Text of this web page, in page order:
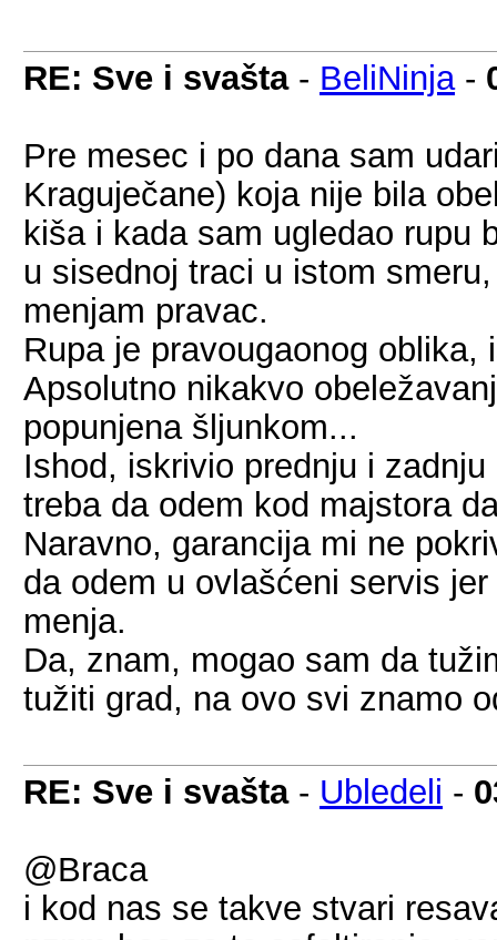
RE: Sve i svašta- BeliNinja-
Pre mesec i po dana sam
Kraguječane) koja nije bila
kiša i kada sam ugledao rupu
u sisednoj traci u istom
menjam pravac.
Rupa je pravougaonog
Apsolutno nikakvo
popunjena šljunkom...
Ishod, iskrivio prednju i
treba da odem kod majstora
Naravno, garancija mi ne
da odem u ovlašćeni servis
menja.
Da, znam, mogao sam da
tužiti grad, na ovo svi znamo
RE: Sve i svašta- Ubledeli -
@Braca
i kod nas se takve stvari